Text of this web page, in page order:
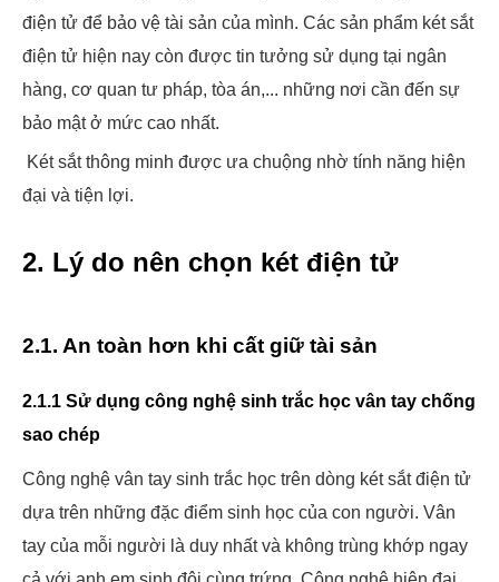
điện tử để bảo vệ tài sản của mình. Các sản phẩm két sắt
điện tử hiện nay còn được tin tưởng sử dụng tại ngân
hàng, cơ quan tư pháp, tòa án,... những nơi cần đến sự
bảo mật ở mức cao nhất.
Két sắt thông minh được ưa chuộng nhờ tính năng hiện
đại và tiện lợi.
2. Lý do nên chọn két điện tử
2.1. An toàn hơn khi cất giữ tài sản
2.1.1 Sử dụng công nghệ sinh trắc học vân tay chống
sao chép
Công nghệ vân tay sinh trắc học trên dòng két sắt điện tử
dựa trên những đặc điểm sinh học của con người. Vân
tay của mỗi người là duy nhất và không trùng khớp ngay